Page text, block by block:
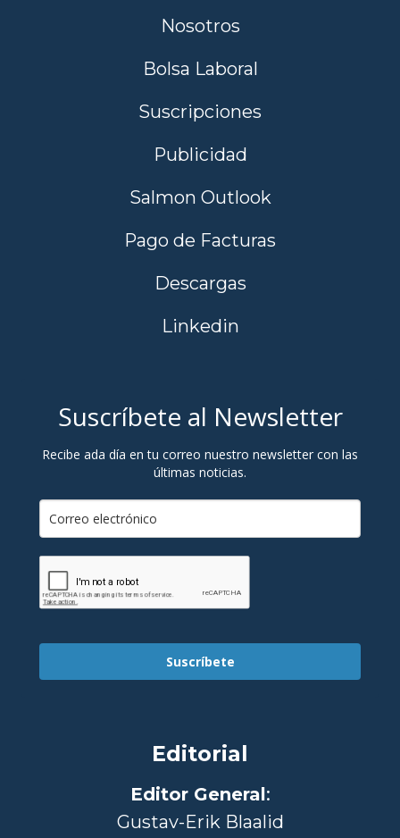
Nosotros
Bolsa Laboral
Suscripciones
Publicidad
Salmon Outlook
Pago de Facturas
Descargas
Linkedin
Suscríbete al Newsletter
Recibe ada día en tu correo nuestro newsletter con las
últimas noticias.
Suscríbete
Editorial
Editor General:
Gustav-Erik Blaalid